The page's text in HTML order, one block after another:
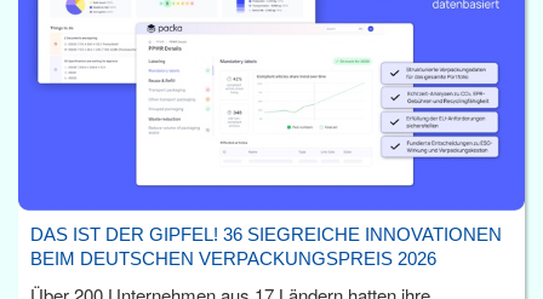
DAS IST DER GIPFEL! 36 SIEGREICHE INNOVATIONEN
BEIM DEUTSCHEN VERPACKUNGSPREIS 2026